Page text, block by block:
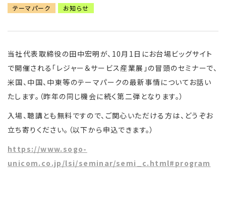
テーマパーク お知らせ
当社代表取締役の田中宏明が、10月1日にお台場ビッグサイト
で開催される「レジャー＆サービス産業展」の冒頭のセミナーで、
米国、中国、中東等のテーマパークの最新事情についてお話い
たします。（昨年の同じ機会に続く第二弾となります。）
入場、聴講とも無料ですので、ご関心いただける方は、どうぞお
立ち寄りください。（以下から申込できます。）
https://www.sogo-
unicom.co.jp/lsi/seminar/semi_c.html#program